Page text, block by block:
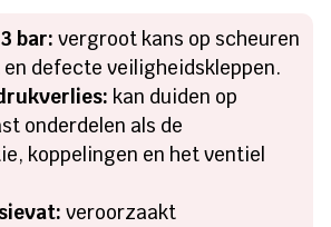
bar: vergroot kans op scheuren
defecte veiligheidskleppen.
kan duiden op
onderdelen als de
koppelingen en het ventiel
veroorzaakt